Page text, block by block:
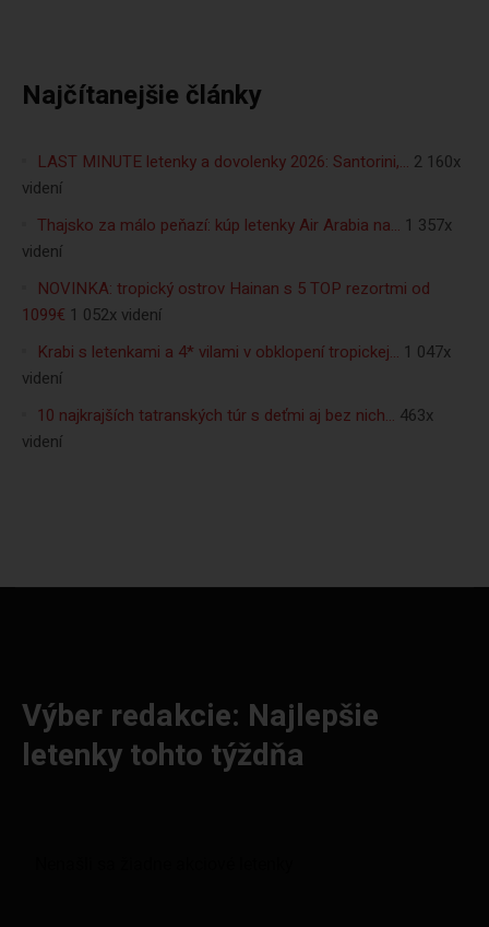
Najčítanejšie články
LAST MINUTE letenky a dovolenky 2026: Santorini,… 2 160x
videní
Thajsko za málo peňazí: kúp letenky Air Arabia na… 1 357x
videní
NOVINKA: tropický ostrov Hainan s 5 TOP rezortmi od
1099€ 1 052x videní
Krabi s letenkami a 4* vilami v obklopení tropickej… 1 047x
videní
10 najkrajších tatranských túr s deťmi aj bez nich… 463x
videní
Výber redakcie: Najlepšie
letenky tohto týždňa